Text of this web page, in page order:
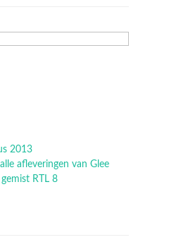
2013
afleveringen van Glee
RTL 8